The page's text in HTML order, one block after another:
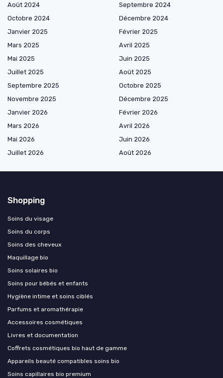
Août 2024
Septembre 2024
Octobre 2024
Décembre 2024
Janvier 2025
Février 2025
Mars 2025
Avril 2025
Mai 2025
Juin 2025
Juillet 2025
Août 2025
Septembre 2025
Octobre 2025
Novembre 2025
Décembre 2025
Janvier 2026
Février 2026
Mars 2026
Avril 2026
Mai 2026
Juin 2026
Juillet 2026
Août 2026
Shopping
Soins du visage
Soins du corps
Soins des cheveux
Maquillage bio
Soins solaires bio
Soins pour bébés et enfants
Hygiène intime et soins ciblés
Parfums et aromathérapie
Accessoires cosmétiques
Livres et documentation
Coffrets cosmétiques bio haut de gamme
Appareils beauté compatibles soins bio
Soins capillaires bio premium